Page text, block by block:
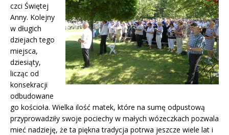
czci Świętej
Anny. Kolejny
w długich
dziejach tego
miejsca,
dziesiąty,
licząc od
konsekracji
odbudowane
go kościoła. Wielka ilość matek, które na sumę odpustową
przyprowadziły swoje pociechy w małych wózeczkach pozwala
mieć nadzieję, że ta piękna tradycja potrwa jeszcze wiele lat i